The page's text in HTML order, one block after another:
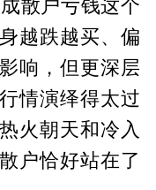
散户亏钱这个
越跌越买、偏
响，但更深层
情演绎得太过
火朝天和冷入
户恰好站在了